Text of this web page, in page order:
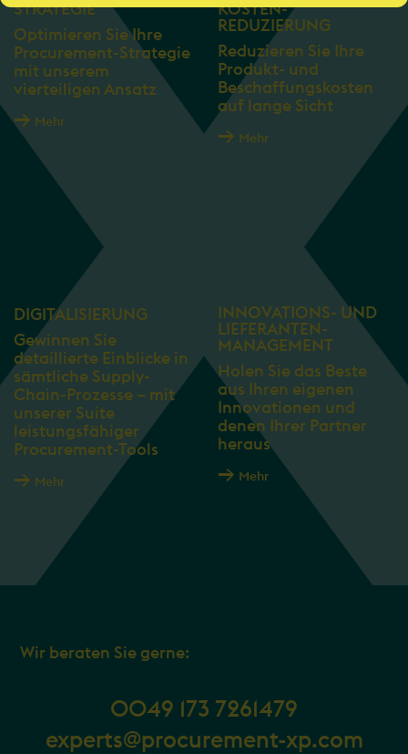
STRATEGIE
Optimieren Sie Ihre
Procurement-Strategie
mit unserem
vierteiligen Ansatz
Mehr
KOSTEN-
REDUZIERUNG
Reduzieren Sie Ihre
Produkt- und
Beschaffungskosten
auf lange Sicht
Mehr
DIGITALISIERUNG
Gewinnen Sie
detaillierte Einblicke in
sämtliche Supply-
Chain-Prozesse – mit
unserer Suite
leistungsfähiger
Procurement-Tools
Mehr
INNOVATIONS- UND
LIEFERANTEN­
MANAGEMENT
Holen Sie das Beste
aus Ihren eigenen
Innovationen und
denen Ihrer Partner
heraus
Mehr
Wir beraten Sie gerne:
0049 173 7261479
experts@procurement-xp.com